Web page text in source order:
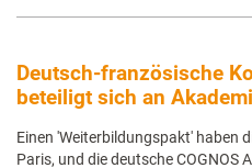
Deutsch-französische
beteiligt sich an
Einen 'Weiterbildungspakt' haben
Paris, und die deutsche COGNOS